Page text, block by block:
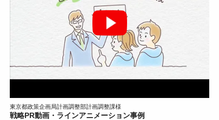
東京都政策企画局計画調整部計画調整課様
戦略PR動画・ラインアニメーション事例